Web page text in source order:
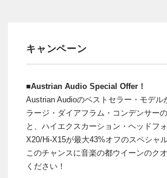
キャンペーン
■Austrian Audio Special Offer！
Austrian Audioのベストセラー・モデル
ラージ・ダイアフラム・コンデンサー
と、ハイエクスカーション・ヘッドフ
X20/Hi-X15が最大43%オフのスペシャ
このチャンスに音楽の都ウイーンのク
ください！